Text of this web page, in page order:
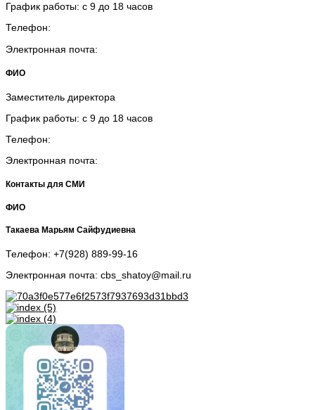
График работы: с 9 до 18 часов
Телефон:
Электронная почта:
ФИО
Заместитель директора
График работы: с 9 до 18 часов
Телефон:
Электронная почта:
Контакты для СМИ
ФИО
Такаева Марьям Сайфудиевна
Телефон: +7(928) 889-99-16
Электронная почта: cbs_shatoy@mail.ru